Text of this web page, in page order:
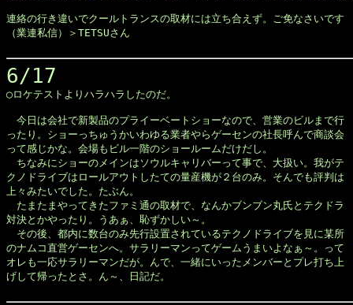
連絡の行き違いでクールトランスの取材には立ち合えず。ご免なさいです
（業連私信）＞TETSUさん
6/17
◯ロケテストよりハラハラしたのだ。
今日は会社で新製品のプライーベートショーなので、営業のビルまで行
ったり。ショーっちゅうかいわゆる業者やらゲーセンの社長呼んで商談会
って感じかな。会場もビル一階のショールームだけだし。
ちなみにショーのメインはソウルキャリバーって事で、大扱い。我がテ
クノドライブはロールアウトしたての量産機が２台のみ。そんでも評判は
上々みたいでした。たぶん。
たまたまやってきたファミ通の取材で、なんかブンブン丸氏とテクドラ
対決とかやったり。うあぁ、恥ずかしい～。
その後、都内に数台のみ先行設置されているテクノドライブを見に某所
のナムコ直営ゲーセンへ。サラリーマンってゲームうまいよなぁ～。って
オレも一応サラリーマンだが。んで、一緒にいったメンバーとプレ打ち上
げして帰ったとさ。ん～、日記だ。